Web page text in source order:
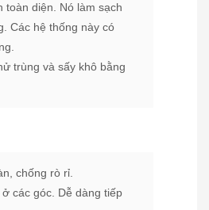
toàn diện. Nó làm sạch
Các hệ thống này có
trùng và sấy khô bằng
chống rò rỉ.
các góc. Dễ dàng tiếp